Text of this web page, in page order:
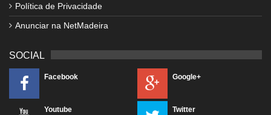
Política de Privacidade
Anunciar na NetMadeira
SOCIAL
Facebook Google+
Youtube Twitter